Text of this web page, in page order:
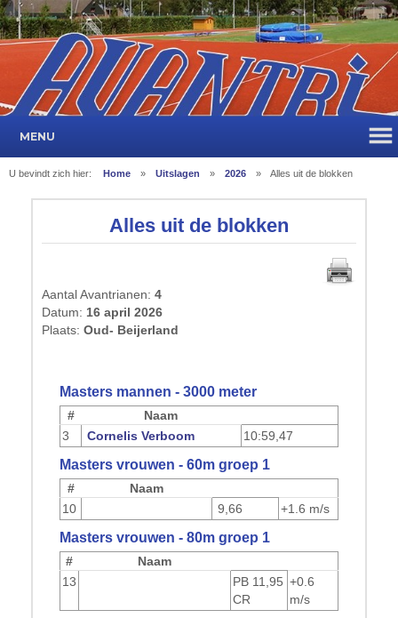
MENU
U bevindt zich hier: Home » Uitslagen » 2026 » Alles uit de blokken
Alles uit de blokken
Aantal Avantrianen: 4
Datum: 16 april 2026
Plaats: Oud- Beijerland
Masters mannen - 3000 meter
#
Naam
3
Cornelis Verboom 10:59,47
Masters vrouwen - 60m groep 1
#
Naam
10
9,66 +1.6 m/s
Masters vrouwen - 80m groep 1
#
Naam
13
PB 11,95
CR
+0.6
m/s